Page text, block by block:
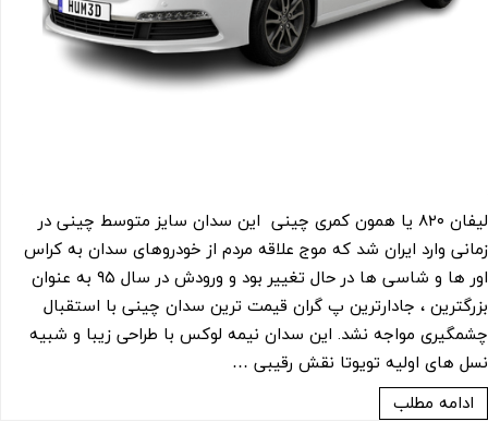
لیفان ۸۲۰ یا همون کمری چینی این سدان سایز متوسط چینی در
زمانی وارد ایران شد که موج علاقه مردم از خودروهای سدان به کراس
اور ها و شاسی ها در حال تغییر بود و ورودش در سال ۹۵ به عنوان
بزرگترین ، جادارترین پ گران قیمت ترین سدان چینی با استقبال
چشمگیری مواجه نشد. این سدان نیمه لوکس با طراحی زیبا و شبیه
نسل های اولیه تویوتا نقش رقیبی …
ادامه مطلب